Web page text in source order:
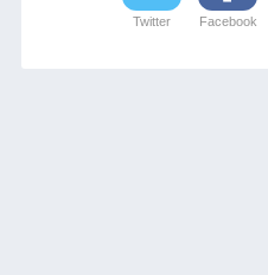
Twitter Facebook